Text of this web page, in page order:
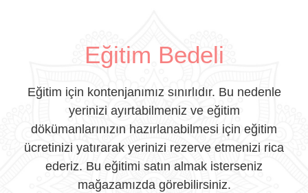
Eğitim Bedeli
Eğitim için kontenjanımız sınırlıdır. Bu nedenle
yerinizi ayırtabilmeniz ve eğitim
dökümanlarınızın hazırlanabilmesi için eğitim
ücretinizi yatırarak yerinizi rezerve etmenizi rica
ederiz. Bu eğitimi satın almak isterseniz
mağazamızda görebilirsiniz.